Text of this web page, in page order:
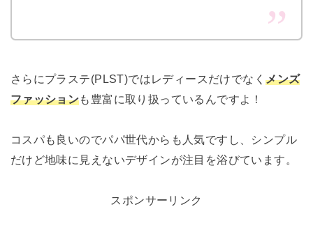
さらにプラステ(PLST)ではレディースだけでなくメンズ
ファッションも豊富に取り扱っているんですよ！
コスパも良いのでパパ世代からも人気ですし、シンプル
だけど地味に見えないデザインが注目を浴びています。
スポンサーリンク